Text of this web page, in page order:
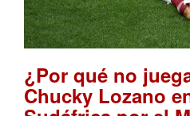
¿Por qué no
Chucky Lozano